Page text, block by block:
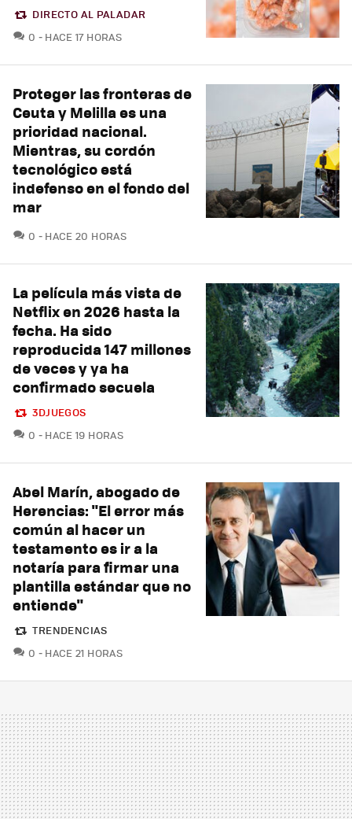
DIRECTO AL PALADAR
0 COMENTARIOS
HACE 17 HORAS
Proteger las fronteras de
Ceuta y Melilla es una
prioridad nacional.
Mientras, su cordón
tecnológico está
indefenso en el fondo del
mar
0 COMENTARIOS
HACE 20 HORAS
La película más vista de
Netflix en 2026 hasta la
fecha. Ha sido
reproducida 147 millones
de veces y ya ha
confirmado secuela
3DJUEGOS
0 COMENTARIOS
HACE 19 HORAS
Abel Marín, abogado de
Herencias: "El error más
común al hacer un
testamento es ir a la
notaría para firmar una
plantilla estándar que no
entiende"
TRENDENCIAS
0 COMENTARIOS
HACE 21 HORAS